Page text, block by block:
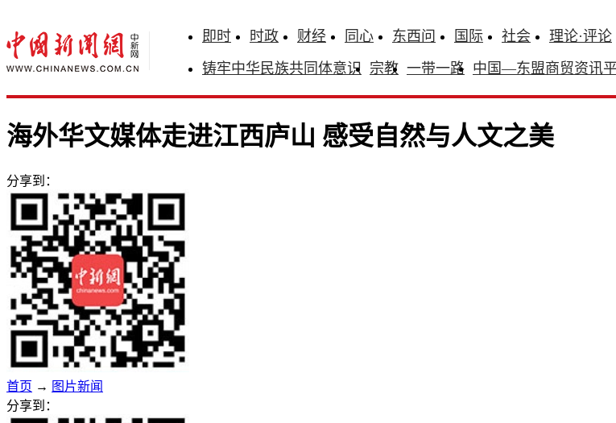
即时 时政 财经 同心 东西问 国际 社会 理论·评论
铸牢中华民族共同体意识 宗教 一带一路 中国—东盟商贸资讯
海外华文媒体走进江西庐山 感受自然与人文之美
分享到：
首页 → 图片新闻
分享到：